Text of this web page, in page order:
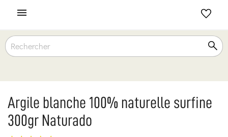

Argile blanche 100% naturelle surfine
300gr Naturado